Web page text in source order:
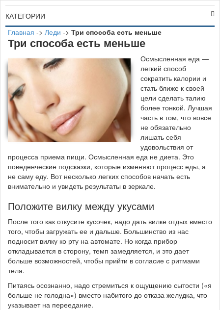
КАТЕГОРИИ
Главная -> Леди -> Три способа есть меньше
Три способа есть меньше
Осмысленная еда —
легкий способ
сократить калории и
стать ближе к своей
цели сделать талию
более тонкой. Лучшая
часть в том, что вовсе
не обязательно
лишать себя
удовольствия от
процесса приема пищи. Осмысленная еда не диета. Это
поведенческие подсказки, которые изменяют процесс еды, а
не саму еду. Вот несколько легких способов начать есть
внимательно и увидеть результаты в зеркале.
Положите вилку между укусами
После того как откусите кусочек, надо дать вилке отдых вместо
того, чтобы загружать ее и дальше. Большинство из нас
подносит вилку ко рту на автомате. Но когда прибор
откладывается в сторону, темп замедляется, и это дает
больше возможностей, чтобы прийти в согласие с ритмами
тела.
Питаясь осознанно, надо стремиться к ощущению сытости («я
больше не голодна») вместо набитого до отказа желудка, что
указывает на переедание.